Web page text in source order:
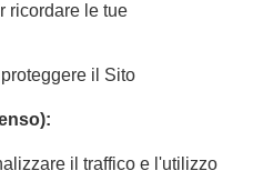
ricordare le tue
il Sito
il traffico e l'utilizzo